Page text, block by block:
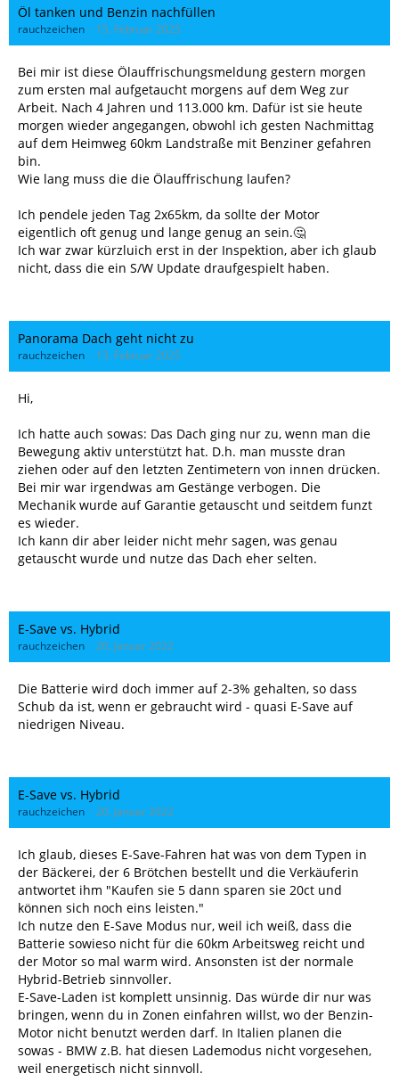
Öl tanken und Benzin nachfüllen
rauchzeichen 15. Februar 2025
Bei mir ist diese Ölauffrischungsmeldung gestern morgen
zum ersten mal aufgetaucht morgens auf dem Weg zur
Arbeit. Nach 4 Jahren und 113.000 km. Dafür ist sie heute
morgen wieder angegangen, obwohl ich gesten Nachmittag
auf dem Heimweg 60km Landstraße mit Benziner gefahren
bin.
Wie lang muss die die Ölauffrischung laufen?
Ich pendele jeden Tag 2x65km, da sollte der Motor
eigentlich oft genug und lange genug an sein.🤔
Ich war zwar kürzluich erst in der Inspektion, aber ich glaub
nicht, dass die ein S/W Update draufgespielt haben.
Panorama Dach geht nicht zu
rauchzeichen 13. Februar 2025
Hi,
Ich hatte auch sowas: Das Dach ging nur zu, wenn man die
Bewegung aktiv unterstützt hat. D.h. man musste dran
ziehen oder auf den letzten Zentimetern von innen drücken.
Bei mir war irgendwas am Gestänge verbogen. Die
Mechanik wurde auf Garantie getauscht und seitdem funzt
es wieder.
Ich kann dir aber leider nicht mehr sagen, was genau
getauscht wurde und nutze das Dach eher selten.
E-Save vs. Hybrid
rauchzeichen 20. Januar 2022
Die Batterie wird doch immer auf 2-3% gehalten, so dass
Schub da ist, wenn er gebraucht wird - quasi E-Save auf
niedrigen Niveau.
E-Save vs. Hybrid
rauchzeichen 20. Januar 2022
Ich glaub, dieses E-Save-Fahren hat was von dem Typen in
der Bäckerei, der 6 Brötchen bestellt und die Verkäuferin
antwortet ihm "Kaufen sie 5 dann sparen sie 20ct und
können sich noch eins leisten."
Ich nutze den E-Save Modus nur, weil ich weiß, dass die
Batterie sowieso nicht für die 60km Arbeitsweg reicht und
der Motor so mal warm wird. Ansonsten ist der normale
Hybrid-Betrieb sinnvoller.
E-Save-Laden ist komplett unsinnig. Das würde dir nur was
bringen, wenn du in Zonen einfahren willst, wo der Benzin-
Motor nicht benutzt werden darf. In Italien planen die
sowas - BMW z.B. hat diesen Lademodus nicht vorgesehen,
weil energetisch nicht sinnvoll.